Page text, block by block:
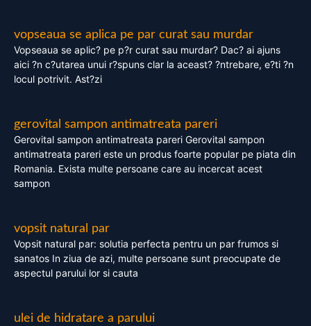
vopseaua se aplica pe par curat sau murdar
Vopseaua se aplic? pe p?r curat sau murdar? Dac? ai ajuns
aici ?n c?utarea unui r?spuns clar la aceast? ?ntrebare, e?ti ?n
locul potrivit. Ast?zi
gerovital sampon antimatreata pareri
Gerovital sampon antimatreata pareri Gerovital sampon
antimatreata pareri este un produs foarte popular pe piata din
Romania. Exista multe persoane care au incercat acest
sampon
vopsit natural par
Vopsit natural par: solutia perfecta pentru un par frumos si
sanatos In ziua de azi, multe persoane sunt preocupate de
aspectul parului lor si cauta
ulei de hidratare a parului